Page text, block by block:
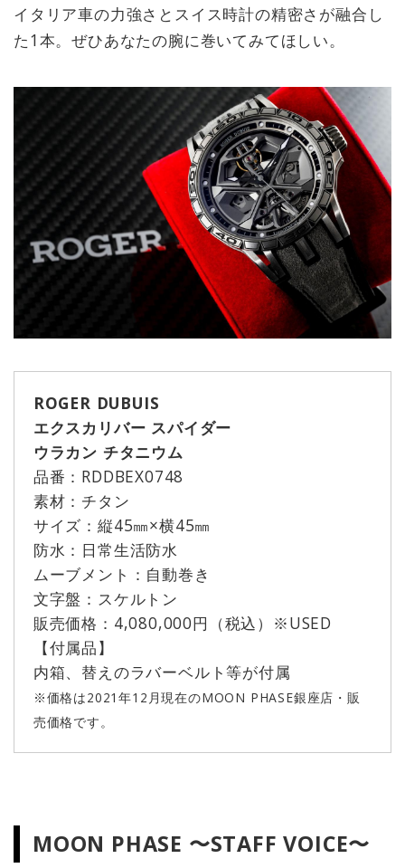
イタリア車の力強さとスイス時計の精密さが融合し
た1本。ぜひあなたの腕に巻いてみてほしい。
ROGER DUBUIS
エクスカリバー スパイダー
ウラカン チタニウム
品番：RDDBEX0748
素材：チタン
サイズ：縦45㎜×横45㎜
防水：日常生活防水
ムーブメント：自動巻き
文字盤：スケルトン
販売価格：4,080,000円（税込）※USED
【付属品】
内箱、替えのラバーベルト等が付属
※価格は2021年12月現在のMOON PHASE銀座店・販
売価格です。
MOON PHASE 〜STAFF VOICE〜